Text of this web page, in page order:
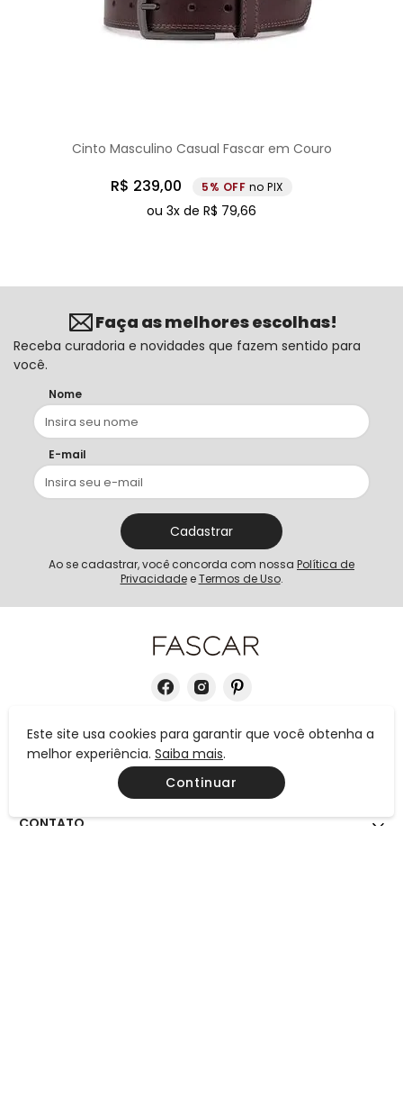
Cinto Masculino Casual Fascar em Couro
R$ 239,00 5% no PIX
ou 3x de R$ 79,66
Faça as melhores escolhas!
Receba curadoria e novidades que fazem sentido para
você.
Nome
E-mail
Cadastrar
Ao se cadastrar, você concorda com nossa Política de
Privacidadee Termos de Uso.
INSTITUCIONAL
CONTATO
Este site usa cookies para garantir que você obtenha a
melhor experiência. Saiba mais.
Continuar